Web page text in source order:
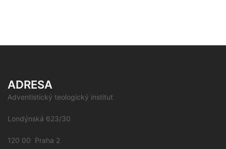
ADRESA
Adventistický teologický institut
Londýnská 623/30
120 00 Praha 2